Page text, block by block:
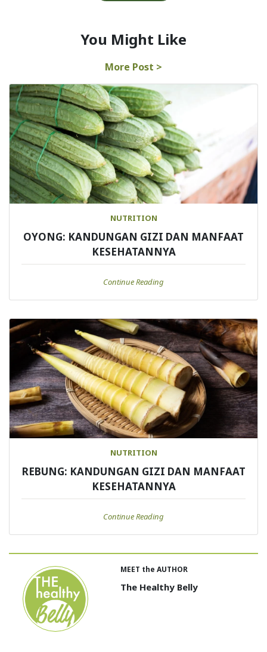
You Might Like
More Post >
NUTRITION
OYONG: KANDUNGAN GIZI DAN MANFAAT
KESEHATANNYA
Continue Reading
NUTRITION
REBUNG: KANDUNGAN GIZI DAN MANFAAT
KESEHATANNYA
Continue Reading
MEET the AUTHOR
The Healthy Belly